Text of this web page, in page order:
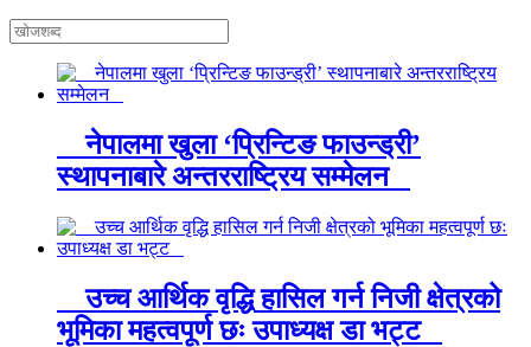
नेपालमा खुला ‘प्रिन्टिङ फाउन्ड्री’
स्थापनाबारे अन्तरराष्ट्रिय सम्मेलन
उच्च आर्थिक वृद्धि हासिल गर्न निजी क्षेत्रको
भूमिका महत्वपूर्ण छः उपाध्यक्ष डा भट्ट